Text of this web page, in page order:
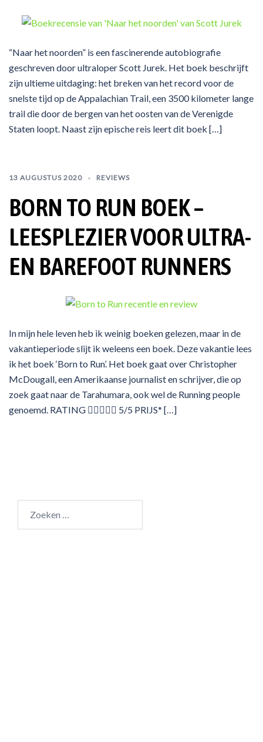
“Naar het noorden” is een fascinerende autobiografie
geschreven door ultraloper Scott Jurek. Het boek beschrijft
zijn ultieme uitdaging: het breken van het record voor de
snelste tijd op de Appalachian Trail, een 3500 kilometer lange
trail die door de bergen van het oosten van de Verenigde
Staten loopt. Naast zijn epische reis leert dit boek […]
13 AUGUSTUS 2020 REVIEWS
BORN TO RUN BOEK –
LEESPLEZIER VOOR ULTRA-
EN BAREFOOT RUNNERS
In mijn hele leven heb ik weinig boeken gelezen, maar in de
vakantieperiode slijt ik weleens een boek. Deze vakantie lees
ik het boek ‘Born to Run’. Het boek gaat over Christopher
McDougall, een Amerikaanse journalist en schrijver, die op
zoek gaat naar de Tarahumara, ook wel de Running people
genoemd. RATING  5/5 PRIJS* […]
naar: